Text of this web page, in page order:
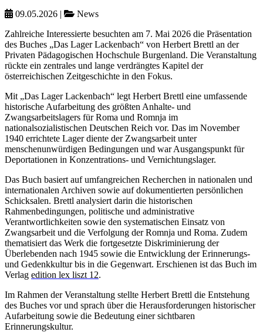
09.05.2026 |
News
Zahlreiche Interessierte besuchten am 7. Mai 2026 die Präsentation
des Buches „Das Lager Lackenbach“ von Herbert Brettl an der
Privaten Pädagogischen Hochschule Burgenland. Die Veranstaltung
rückte ein zentrales und lange verdrängtes Kapitel der
österreichischen Zeitgeschichte in den Fokus.
Mit „Das Lager Lackenbach“ legt Herbert Brettl eine umfassende
historische Aufarbeitung des größten Anhalte- und
Zwangsarbeitslagers für Roma und Romnja im
nationalsozialistischen Deutschen Reich vor. Das im November
1940 errichtete Lager diente der Zwangsarbeit unter
menschenunwürdigen Bedingungen und war Ausgangspunkt für
Deportationen in Konzentrations- und Vernichtungslager.
Das Buch basiert auf umfangreichen Recherchen in nationalen und
internationalen Archiven sowie auf dokumentierten persönlichen
Schicksalen. Brettl analysiert darin die historischen
Rahmenbedingungen, politische und administrative
Verantwortlichkeiten sowie den systematischen Einsatz von
Zwangsarbeit und die Verfolgung der Romnja und Roma. Zudem
thematisiert das Werk die fortgesetzte Diskriminierung der
Überlebenden nach 1945 sowie die Entwicklung der Erinnerungs-
und Gedenkkultur bis in die Gegenwart. Erschienen ist das Buch im
Verlag edition lex liszt 12.
Im Rahmen der Veranstaltung stellte Herbert Brettl die Entstehung
des Buches vor und sprach über die Herausforderungen historischer
Aufarbeitung sowie die Bedeutung einer sichtbaren
Erinnerungskultur.